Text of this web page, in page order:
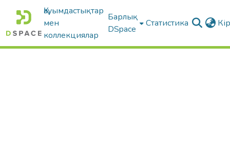
Қауымдастықтар
мен
коллекциялар
Барлық
DSpace
Статистика